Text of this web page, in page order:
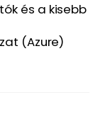
és a kisebb
(Azure)